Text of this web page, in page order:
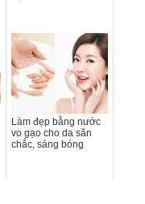
Làm đẹp bằng nước
vo gạo cho da săn
chắc, sáng bóng